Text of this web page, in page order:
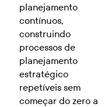
planejamento
contínuos,
construindo
processos de
planejamento
estratégico
repetíveis sem
começar do zero a